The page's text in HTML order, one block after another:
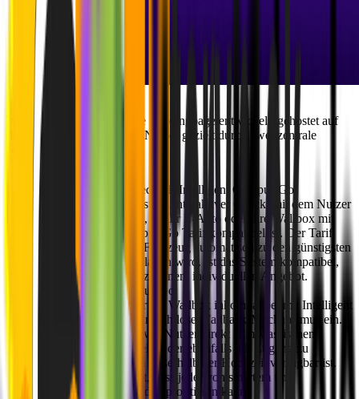
Wir haben eine dynamische Landingpage entwickelt, gehostet auf
der Subdomain
, die Nutzer gezielt durch zwei zentrale
Journeys führt:
Kompatibilitätscheck für Intelligent Octopus Go:
Herzstück der Seite ist ein interaktiver Check, mit dem Nutzer
herausfinden können, ob ihr E-Auto oder ihre Wallbox mit
Intelligent Octopus GoTarif kompatibel ist. Der Tarif
sorgt dafür, dass das Fahrzeug automatisch zu den günstigsten
Nachtstromtarifen geladen wird. Ist das System kompatibel,
führt der Weg direkt zu einem individuellen Angebot.
Fallback zu Octopus Go:
Ist das Fahrzeug oder die Wallbox inkompatibel mit Intelligent
Octopus Go, greift ein nahtloser Fallback-Mechanismus ein.
In diesem Fall leiten wir Nutzer direkt zum klassischen
Tarif weiter, der ebenfalls mit Zugang zu
günstigen Ladezeiten außerhalb der Hochzeit verfügbar ist.
So wird sichergestellt, dass jeder von smartem und
kosteneffizientem Laden profitieren kann.